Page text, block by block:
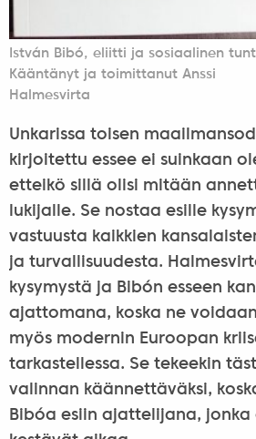
István Bibó, eliitti ja sosiaalinen
Kääntänyt ja toimittanut Anssi
Halmesvirta
Unkarissa toisen
kirjoitettu essee ei suinkaan
etteikö sillä olisi mitään
lukijalle. Se nostaa esille
vastuusta kaikkien
ja turvallisuudesta.
kysymystä ja Bibón esseen
ajattomana, koska ne
myös modernin Euroopan
tarkastellessa. Se tekeekin
valinnan käännettäväksi,
Bibóa esiin ajattelijana, jonka